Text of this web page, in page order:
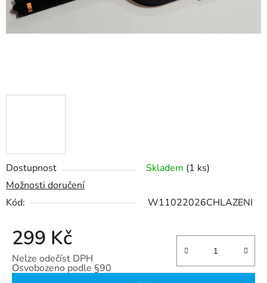
Dostupnost Skladem (1 ks)
Možnosti doručení
Kód:
W11022026CHLAZENI
299 Kč
Nelze odečíst DPH
Osvobozeno podle §90